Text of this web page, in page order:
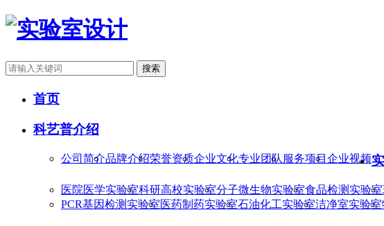
搜索
首页
科艺普介绍
公司简介品牌介绍荣誉资质企业文化专业团队 服务项目 企业视频
医院医学实验室科研高校实验室分子微生物实验室食品检测实验室
PCR基因检测实验室医药制药实验室石油化工实验室洁净室实验室